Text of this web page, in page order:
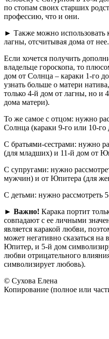
по стопам своих старших
профессию, что и они.
► Также можно использовать
лагны, отсчитывая дома от нее.
Если хочется получить
владельце гороскопа, то
дом от Солнца – караки 1-го
узнать больше о матери
только 4-й дом от лагны, но и
дома матери).
То же самое с отцом: нужно
Солнца (караки 9-го или 10-го
С братьями-сестрами: нужно
(для младших) и 11-й дом от
С супругами: нужно
мужчин) и от Юпитера (для
С детьми: нужно рассмотреть
► Важно! Карака портит
совпадают с ее личными
является каракой любви,
может негативно сказаться на
Юпитер, и 5-й дом
любви отрицательного
символизирует любовь).
© Сухова Елена
Копирование (полное или